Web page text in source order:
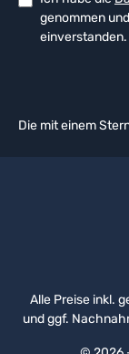
genommen
einverstanden.
Die mit einem
Alle Preise inkl.
und ggf.